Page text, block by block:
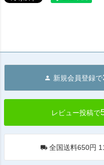
新規会員登録で
レビュー投稿で
全国送料650円